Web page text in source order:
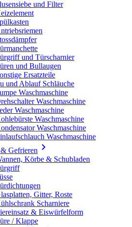
und Filter
und Türscharnier
und Bullaugen
Ersatzteile
und Ablauf Schläuche
Waschmaschine
Waschmaschine
Waschmaschine
Waschmaschine
Waschmaschine
Waschmaschine
Gefrieren 
Körbe & Schubladen
Gitter, Roste
Scharniere
& Eiswürfelform
/ Klappe